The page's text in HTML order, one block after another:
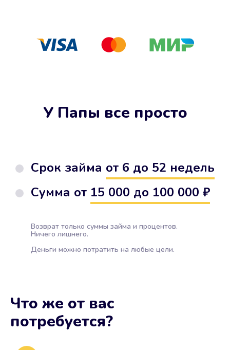
У Папы все просто
Срок займа от 6 до 52 недель
Сумма от 15 000 до 100 000 ₽
Возврат только суммы займа и процентов.
Ничего лишнего.
Деньги можно потратить на любые цели.
Что же от вас
потребуется?